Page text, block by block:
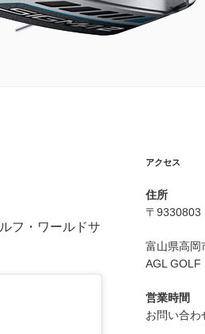
フ・ワールドサ
アクセス
住所
〒9330803
富山県高岡
AGL GOLF
営業時間
お問い合わ